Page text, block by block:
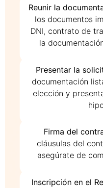
Reunir la
los documentos
DNI, contrato de
la
Presentar la
documentación
elección y
Firma del
cláusulas del
asegúrate de
Inscripción en el